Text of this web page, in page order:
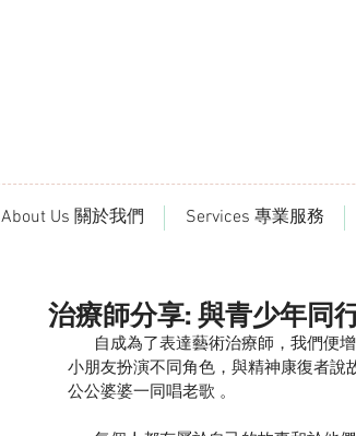
About Us 關於我們 Services 專業服務
治療師分享: 與青少年同
小朋友扮演不同角色，與精神康復者說
公公婆婆一同唱老歌 。